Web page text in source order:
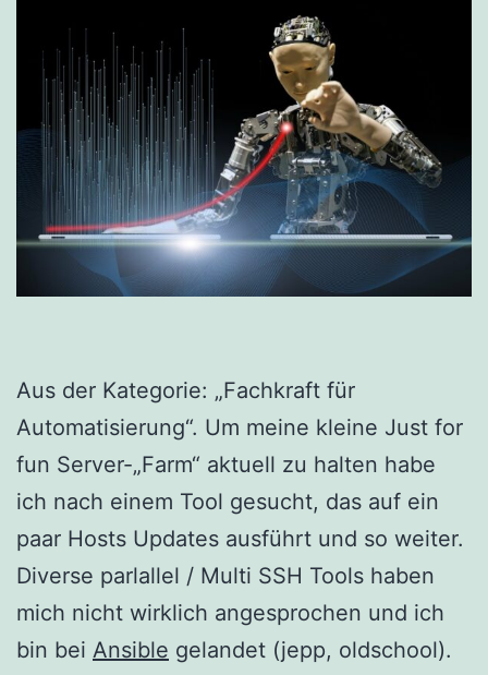
Aus der Kategorie: „Fachkraft für
Automatisierung“. Um meine kleine Just for
fun Server-„Farm“ aktuell zu halten habe
ich nach einem Tool gesucht, das auf ein
paar Hosts Updates ausführt und so weiter.
Diverse parlallel / Multi SSH Tools haben
mich nicht wirklich angesprochen und ich
bin bei Ansible gelandet (jepp, oldschool).